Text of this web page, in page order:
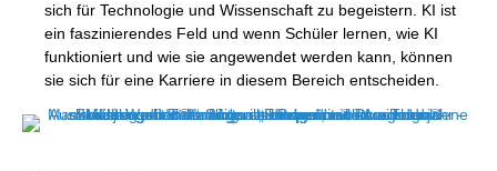
sich für Technologie und Wissenschaft zu begeistern. KI ist
ein faszinierendes Feld und wenn Schüler lernen, wie KI
funktioniert und wie sie angewendet werden kann, können
sie sich für eine Karriere in diesem Bereich entscheiden.